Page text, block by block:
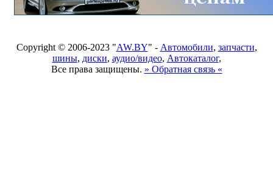
Copyright © 2006-2023 "AW.BY" - Автомобили, запчасти,
шины, диски, аудио/видео, Автокаталог,
Все права защищены. » Обратная связь «